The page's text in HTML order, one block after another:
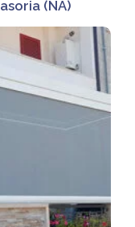
(NA)